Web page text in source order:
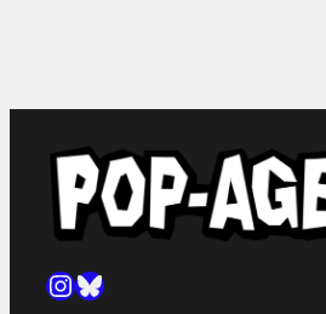
Instagram
Bluesky